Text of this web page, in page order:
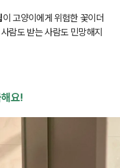
이 고양이에게 위험한 꽃이더
람도 받는 사람도 민망해지
요!